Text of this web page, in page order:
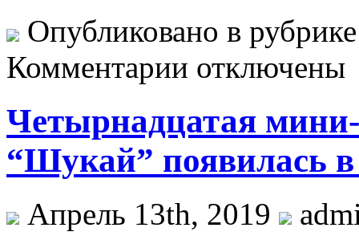
Опубликовано в
Комментарии отключены
Четырнадцатая
“Шукай” появилась
Апрель 13th, 2019